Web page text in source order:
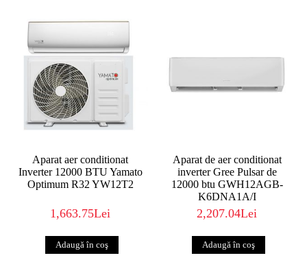
Aparat aer conditionat
Inverter 12000 BTU Yamato
Optimum R32 YW12T2
1,663.75Lei
Aparat de aer conditionat
inverter Gree Pulsar de
12000 btu GWH12AGB-
K6DNA1A/I
2,207.04Lei